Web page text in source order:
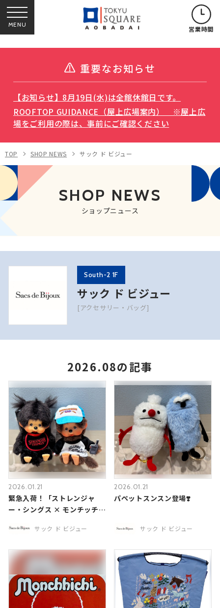
MENU 営業時間
重要なお知らせ
【お知らせ】8月19日(水)は全館休館日です。
ROOFTOP GUIDANCE（屋上広場案内） ※屋上広
場をご利用の際は、事前にご確認ください
TOP SHOP NEWS サック ド ビジュー
SHOP NEWS
ショップニュース
South-2 1F
サック ド ビジュー
[アクセサリー・バッグ]
2026.08の記事
2026.01.21
緊急入荷！「ストレンジャ
ー・シングス × モンチッチ」
サック ド ビジュー
2026.01.21
パペットスンスン登場❣️
サック ド ビジュー